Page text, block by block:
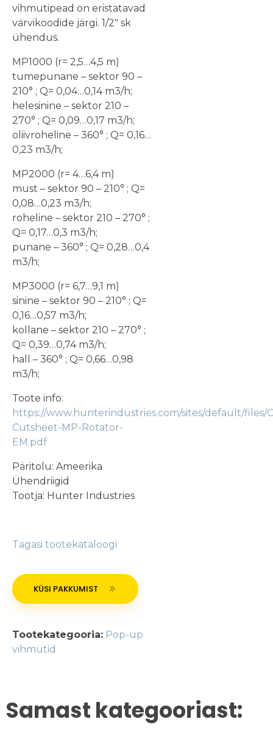
vihmutipead on eristatavad
värvikoodide järgi. 1/2″ sk
ühendus.
MP1000 (r= 2,5…4,5 m)
tumepunane – sektor 90 –
210° ; Q= 0,04…0,14 m3/h;
helesinine – sektor 210 –
270° ; Q= 0,09…0,17 m3/h;
oliivroheline – 360° ; Q= 0,16…
0,23 m3/h;
MP2000 (r= 4…6,4 m)
must – sektor 90 – 210° ; Q=
0,08…0,23 m3/h;
roheline – sektor 210 – 270° ;
Q= 0,17…0,3 m3/h;
punane – 360° ; Q= 0,28…0,4
m3/h;
MP3000 (r= 6,7…9,1 m)
sinine – sektor 90 – 210° ; Q=
0,16…0,57 m3/h;
kollane – sektor 210 – 270° ;
Q= 0,39…0,74 m3/h;
hall – 360° ; Q= 0,66…0,98
m3/h;
Toote info:
https://www.hunterindustries.com/sites/default/files/
Cutsheet-MP-Rotator-
EM.pdf
Päritolu: Ameerika
Ühendriigid
Tootja: Hunter Industries
Tagasi tootekataloogi
KÜSI PAKKUMIST
Tootekategooria: Pop-up
vihmutid
Samast kategooriast: